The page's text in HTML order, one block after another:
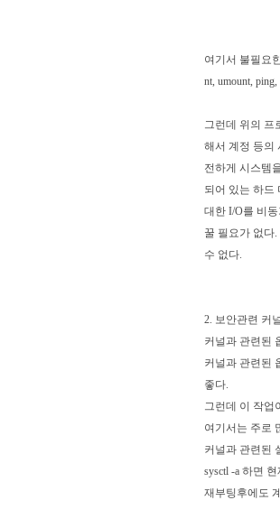
여기서 불필요
nt, umount,
그런데 위의 프
해서 계정 등의
전하게 시스템
되어 있는 하드
대한 I/O를 비
꿀 필요가 없다
수 없다.
2. 보안관련 커
커널과 관련된
커널과 관련된
좋다.
그런데 이 작업
여기서는 주로
커널과 관련된
sysctl -a 하면
재부팅후에도